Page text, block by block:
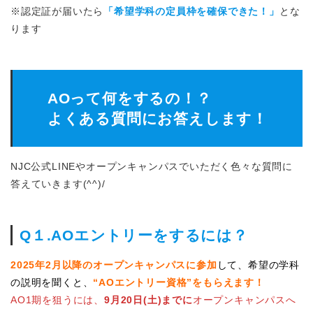
※認定証が届いたら
「希望学科の定員枠を確保できた！」
とな
ります
AOって何をするの！？
よくある質問にお答えします！
NJC公式LINEやオープンキャンパスでいただく色々な質問に
答えていきます(^^)/
Q１.AOエントリーをするには？
2025年2月以降のオープンキャンパスに参加 して、希望の学科
の説明を聞くと、 “AOエントリー資格”をもらえます！
AO1期を狙うには、 9月20日(土)までにオープンキャンパスへ